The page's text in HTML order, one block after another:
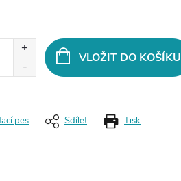
VLOŽIT DO KOŠÍKU
Tisk
pes Sdílet